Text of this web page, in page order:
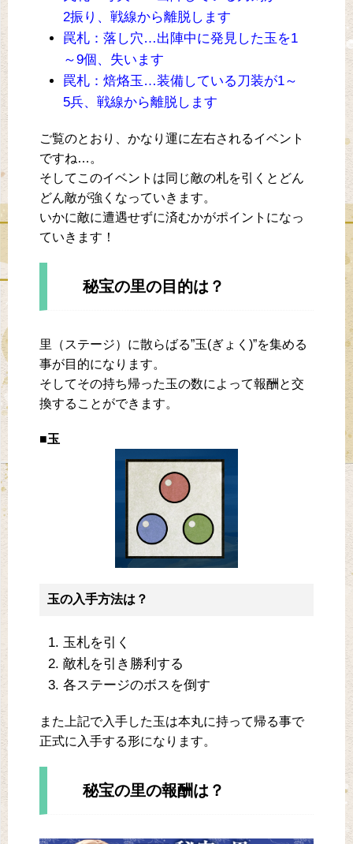
2振り、戦線から離脱します
罠札：落し穴…出陣中に発見した玉を1
～9個、失います
罠札：焙烙玉…装備している刀装が1～
5兵、戦線から離脱します
ご覧のとおり、かなり運に左右されるイベント
ですね…。
そしてこのイベントは同じ敵の札を引くとどん
どん敵が強くなっていきます。
いかに敵に遭遇せずに済むかがポイントになっ
ていきます！
秘宝の里の目的は？
里（ステージ）に散らばる”玉(ぎょく)”を集める
事が目的になります。
そしてその持ち帰った玉の数によって報酬と交
換することができます。
■玉
玉の入手方法は？
玉札を引く
敵札を引き勝利する
各ステージのボスを倒す
また上記で入手した玉は本丸に持って帰る事で
正式に入手する形になります。
秘宝の里の報酬は？